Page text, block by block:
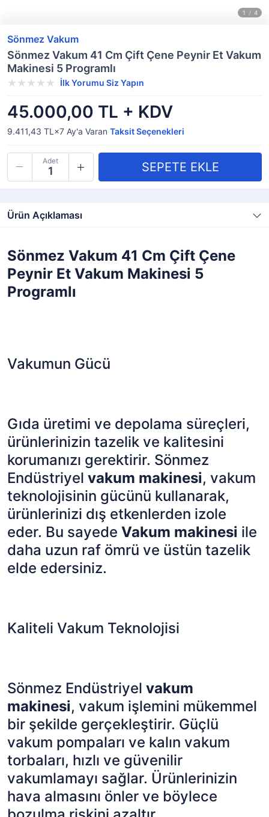
Sönmez Vakum
Sönmez Vakum 41 Cm Çift Çene Peynir Et Vakum
Makinesi 5 Programlı
İlk Yorumu Siz Yapın
45.000,00 TL + KDV
9.411,43 TL×7 Ay'a Varan Taksit Seçenekleri
Adet
Ürün Açıklaması
Sönmez Vakum 41 Cm Çift Çene
Peynir Et Vakum Makinesi 5
Programlı
Vakumun Gücü
Gıda üretimi ve depolama süreçleri,
ürünlerinizin tazelik ve kalitesini
korumanızı gerektirir. Sönmez
Endüstriyel vakum makinesi, vakum
teknolojisinin gücünü kullanarak,
ürünlerinizi dış etkenlerden izole
eder. Bu sayede Vakum makinesi ile
daha uzun raf ömrü ve üstün tazelik
elde edersiniz.
Kaliteli Vakum Teknolojisi
Sönmez Endüstriyel vakum
makinesi, vakum işlemini mükemmel
bir şekilde gerçekleştirir. Güçlü
vakum pompaları ve kalın vakum
torbaları, hızlı ve güvenilir
vakumlamayı sağlar. Ürünlerinizin
hava almasını önler ve böylece